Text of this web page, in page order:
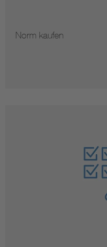
Norm kaufen